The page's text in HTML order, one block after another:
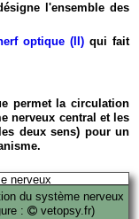
l'ensemble des
optique (II) qui fait
permet la circulation
nerveux central et les
deux sens) pour un
du système nerveux
:
vetopsy.fr)